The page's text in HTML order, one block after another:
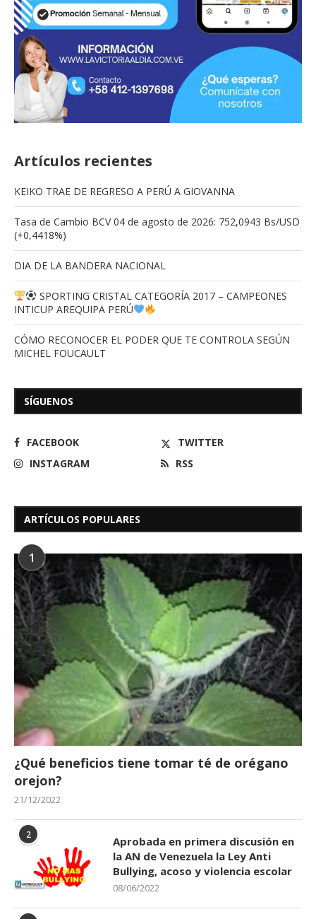
Artículos recientes
KEIKO TRAE DE REGRESO A PERÚ A GIOVANNA
Tasa de Cambio BCV 04 de agosto de 2026: 752,0943 Bs/USD
(+0,4418%)
DIA DE LA BANDERA NACIONAL
SPORTING CRISTAL CATEGORÍA 2017 – CAMPEONES
INTICUP AREQUIPA PERÚ
CÓMO RECONOCER EL PODER QUE TE CONTROLA SEGÚN
MICHEL FOUCAULT
SÍGUENOS
FACEBOOK
TWITTER
INSTAGRAM
RSS
ARTÍCULOS POPULARES
1
¿Qué beneficios tiene tomar té de orégano
orejon?
21/12/2022
2
Aprobada en primera discusión en
la AN de Venezuela la Ley Anti
Bullying, acoso y violencia escolar
08/06/2022